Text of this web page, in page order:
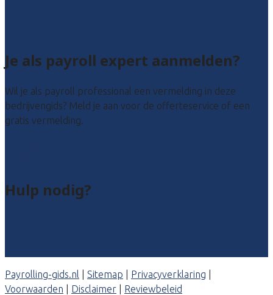
Je als payroll expert aanmelden?
Wil je als payroll professional een vermelding in deze
bedrijvengids? Meld je aan voor de offerteservice of een
gratis vermelding.
Hulp nodig?
Payrolling-gids.nl Sitemap Privacyverklaring
Voorwaarden
Disclaimer Reviewbeleid